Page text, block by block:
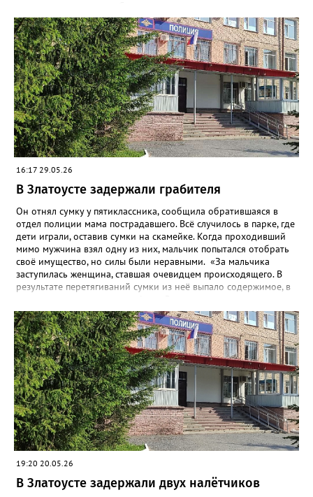
определили круг подозреваемых и приняли меры к их
розыску», - сообщили в златоустовском ОМВД. Вскоре
оперативники задержали двух мужчин 21 и 23 лет. Не
работающие, ранее судимые за преступления имущественного
характера граждане признались: колонку успели продать, а
деньги – потратить. Подозреваемых отправили под стражу, а
колонку разыскали, изъяли и после завершения всех
следственных мероприятий вернут законной владелице.
16:17 29.05.26
В Златоусте задержали грабителя
Он отнял сумку у пятиклассника, сообщила обратившаяся в
отдел полиции мама пострадавшего. Всё случилось в парке, где
дети играли, оставив сумки на скамейке. Когда проходивший
мимо мужчина взял одну из них, мальчик попытался отобрать
своё имущество, но силы были неравными. «За мальчика
заступилась женщина, ставшая очевидцем происходящего. В
результате перетягиваний сумки из неё выпало содержимое, в
один из них, но грабитель отобрал у неё аппарат, поднял
второй и убежал. Впоследствии от сумки он избавился, а
сотовые присвоил», - рассказали в златоустовском ОМВД.
Подозреваемого сотрудники уголовного розыска задержали
по горячим следам. Ранее судимый, без определённого места
жительства и нигде не работающий 43-летний гражданин
водворён в изолятор временного содержания. Уголовное дело
возбуждено по статье «Грабёж, совершённый с применением
насилия, не опасного для жизни или здоровья».
19:20 20.05.26
В Златоусте задержали двух налётчиков